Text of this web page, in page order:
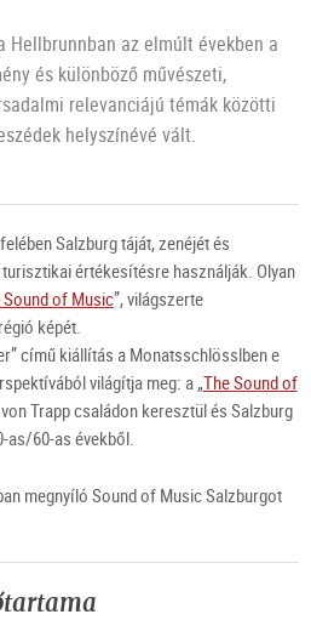
Hellbrunnban az elmúlt években a
és különböző művészeti,
relevanciájú témák közötti
helyszínévé vált.
Salzburg táját, zenéjét és
értékesítésre használják. Olyan
Sound of Music”, világszerte
képét.
című kiállítás a Monatsschlösslben e
világítja meg: a „The Sound of
Trapp családon keresztül és Salzburg
as/60-as évekből.
megnyíló Sound of Music Salzburgot